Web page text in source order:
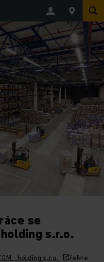
se
s.r.o.
- holding s.r.o.
řekne